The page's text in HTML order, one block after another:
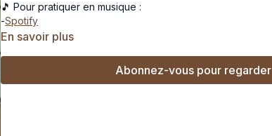
🎵 Pour pratiquer en musique :
-Spotify
En savoir plus
Abonnez-vous pour regarder